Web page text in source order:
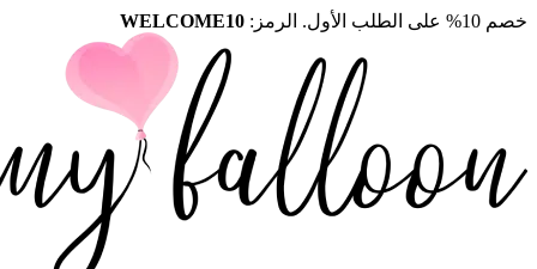
خصم 10% على الطلب الأول. الرمز: WELCOME10